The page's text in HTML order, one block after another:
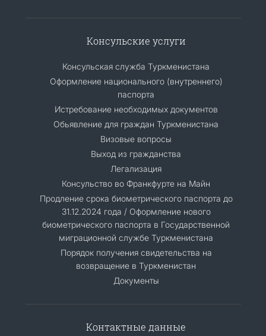
Консульские услуги
Консульская служба Туркменистана
Оформление национального (внутреннего)
паспорта
Истребование необходимых документов
Обьявление для граждан Туркменистана
Визовые вопросы
Выход из гражданства
Легализация
Консульство во Франкфурте на Майн
Продление срока биометрического паспорта до
31.12.2024 года / Оформление нового
биометрического паспорта в Государственной
миграционной службе Туркменистана
Порядок получения свидетельства на
возвращение в Туркменистан
Документы
Контактные данные